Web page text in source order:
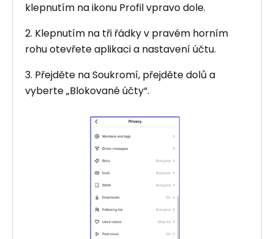
klepnutím na ikonu Profil vpravo dole.
2. Klepnutím na tři řádky v pravém horním
rohu otevřete aplikaci a nastavení účtu.
3. Přejděte na Soukromí, přejděte dolů a
vyberte „Blokované účty“.